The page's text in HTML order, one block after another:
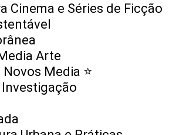
Cinema e Séries de Ficção
Arte
Media ⭐️